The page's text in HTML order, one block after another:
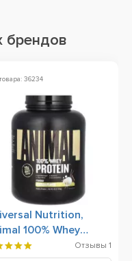
брендов
36234
Nutrition,
100% Whey
1810 g
Отзывы 1